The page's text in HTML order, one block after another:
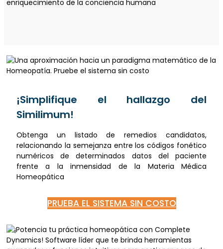
¡Simplifique el hallazgo del
Similimum!
Obtenga un listado de remedios candidatos,
relacionando la semejanza entre los códigos fonético
numéricos de determinados datos del paciente
frente a la inmensidad de la Materia Médica
Homeopática
PRUEBA EL SISTEMA SIN COSTO